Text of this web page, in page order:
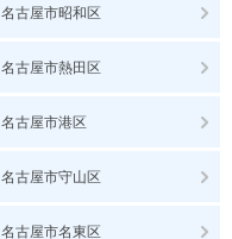
名古屋市昭和区
名古屋市熱田区
名古屋市港区
名古屋市守山区
名古屋市名東区